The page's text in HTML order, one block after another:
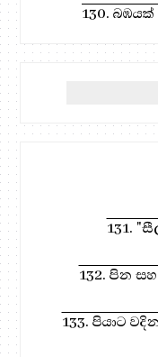
130.
131.
132. පින
133. පියාට